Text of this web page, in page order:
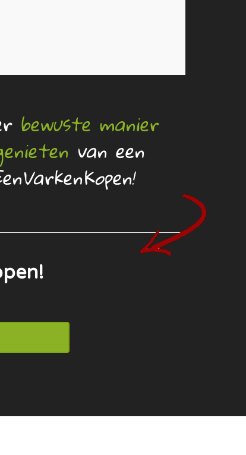
bewuste manier
van een